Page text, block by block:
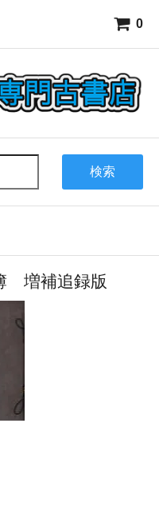
0
検索
増補追録版